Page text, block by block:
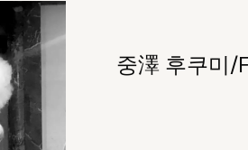
중澤 후쿠미/